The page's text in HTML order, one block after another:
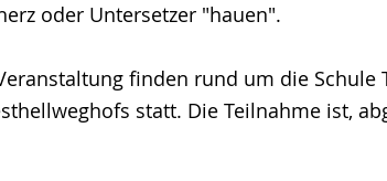
oder Untersetzer "hauen".
finden rund um die Schule
statt. Die Teilnahme ist,